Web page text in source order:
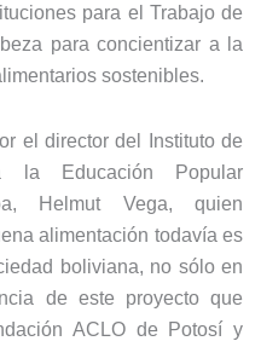
para el Trabajo de
para concientizar a la
sostenibles.
el director del Instituto de
la Educación Popular
Helmut Vega, quien
alimentación todavía es
boliviana, no sólo en
de este proyecto que
ACLO de Potosí y